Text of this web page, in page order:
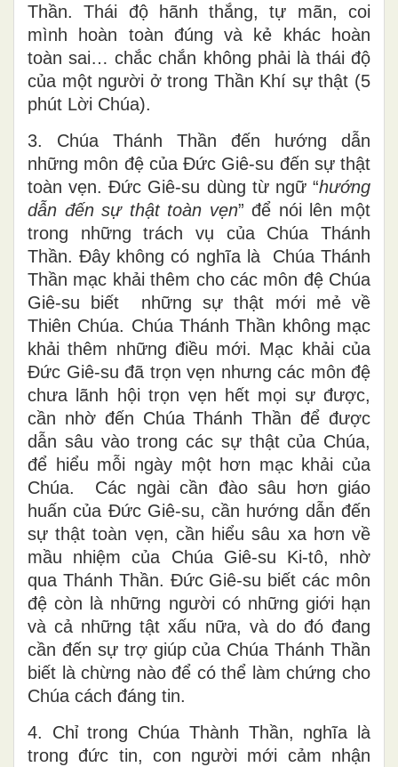
Thần. Thái độ hãnh thắng, tự mãn, coi
mình hoàn toàn đúng và kẻ khác hoàn
toàn sai… chắc chắn không phải là thái độ
của một người ở trong Thần Khí sự thật (5
phút Lời Chúa).
3. Chúa Thánh Thần đến hướng dẫn
những môn đệ của Đức Giê-su đến sự thật
toàn vẹn. Đức Giê-su dùng từ ngữ “hướng
dẫn đến sự thật toàn vẹn” để nói lên một
trong những trách vụ của Chúa Thánh
Thần. Đây không có nghĩa là Chúa Thánh
Thần mạc khải thêm cho các môn đệ Chúa
Giê-su biết những sự thật mới mẻ về
Thiên Chúa. Chúa Thánh Thần không mạc
khải thêm những điều mới. Mạc khải của
Đức Giê-su đã trọn vẹn nhưng các môn đệ
chưa lãnh hội trọn vẹn hết mọi sự được,
cần nhờ đến Chúa Thánh Thần để được
dẫn sâu vào trong các sự thật của Chúa,
để hiểu mỗi ngày một hơn mạc khải của
Chúa. Các ngài cần đào sâu hơn giáo
huấn của Đức Giê-su, cần hướng dẫn đến
sự thật toàn vẹn, cần hiểu sâu xa hơn về
mầu nhiệm của Chúa Giê-su Ki-tô, nhờ
qua Thánh Thần. Đức Giê-su biết các môn
đệ còn là những người có những giới hạn
và cả những tật xấu nữa, và do đó đang
cần đến sự trợ giúp của Chúa Thánh Thần
biết là chừng nào để có thể làm chứng cho
Chúa cách đáng tin.
4. Chỉ trong Chúa Thành Thần, nghĩa là
trong đức tin, con người mới cảm nhận